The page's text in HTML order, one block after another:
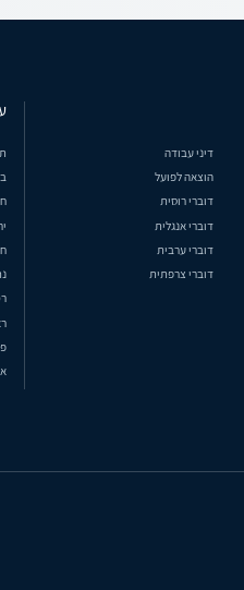
דיני עבודה
הוצאה לפועל
דוברי רוסית
דוברי אנגלית
דוברי ערבית
דוברי צרפתית